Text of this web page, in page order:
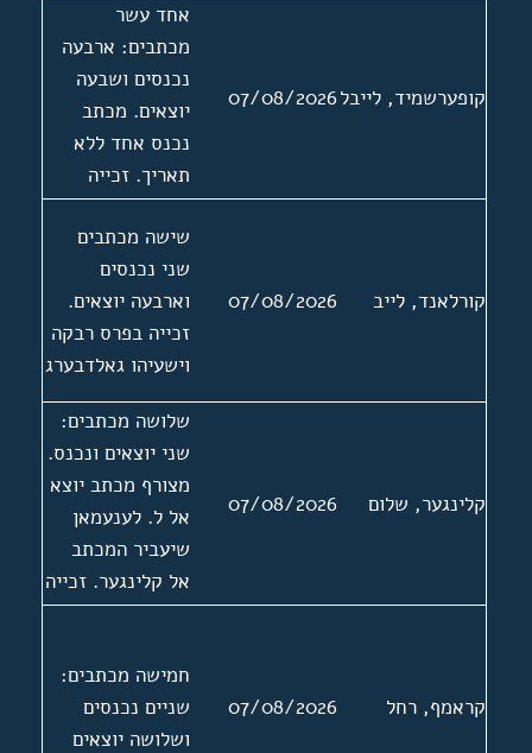
קופערשמיד, לייבל07/08/2026
אחד עשר
מכתבים: ארבעה
נכנסים ושבעה
יוצאים. מכתב
נכנס אחד ללא
תאריך. זכייה
בפרסים באלער
ורובינליכט
קורלאנד, לייב 07/08/2026
שישה מכתבים
שני נכנסים
וארבעה יוצאים.
זכייה בפרס רבקה
וישעיהו גאלדבערג
קלינגער, שלום 07/08/2026
שלושה מכתבים:
שני יוצאים ונכנס.
מצורף מכתב יוצא
אל ל. לענעמאן
שיעביר המכתב
אל קלינגער. זכייה
בפרס של האגודה
קראמף, רחל 07/08/2026
חמישה מכתבים:
שניים נכנסים
ושלושה יוצאים